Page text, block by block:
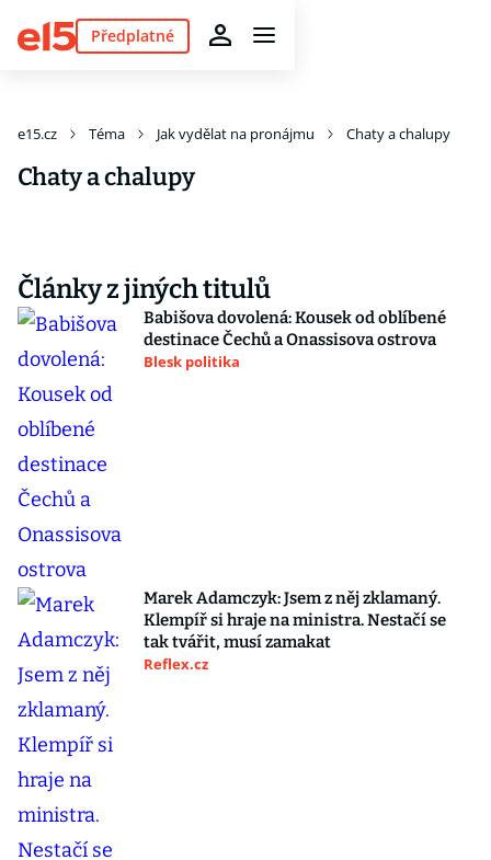
Předplatné
e15.cz Téma Jak vydělat na pronájmu Chaty a chalupy
Chaty a chalupy
Články z jiných titulů
Babišova dovolená: Kousek od oblíbené
destinace Čechů a Onassisova ostrova
Blesk politika
Marek Adamczyk: Jsem z něj zklamaný.
Klempíř si hraje na ministra. Nestačí se
tak tvářit, musí zamakat
Reflex.cz